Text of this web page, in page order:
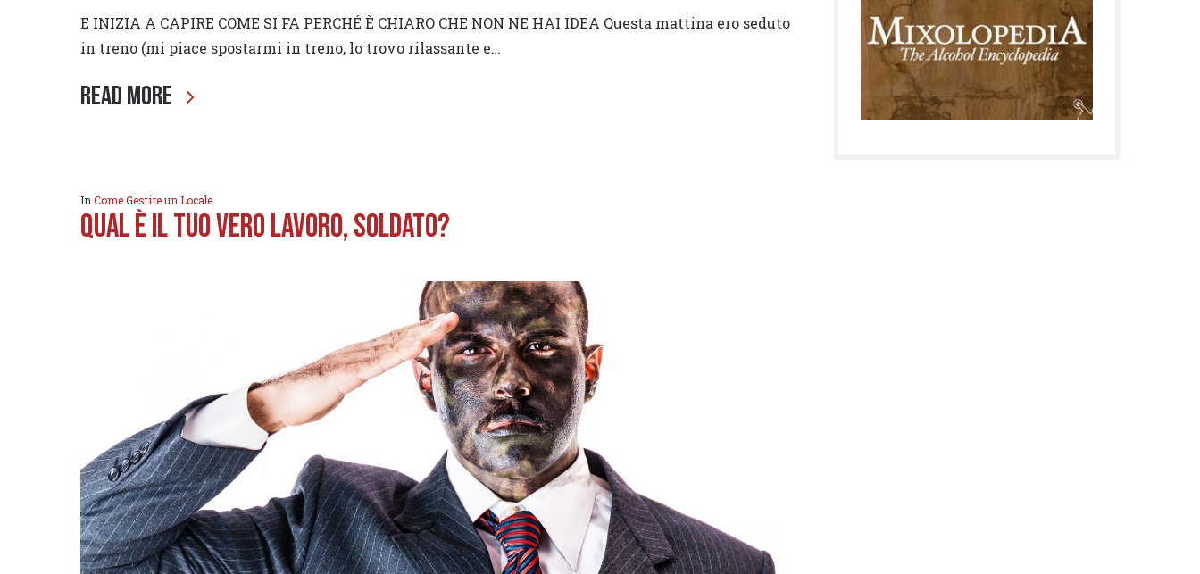
E INIZIA A CAPIRE COME SI FA PERCHÉ È CHIARO CHE NON NE HAI IDEA Questa mattina ero seduto
in treno (mi piace spostarmi in treno, lo trovo rilassante e…
Read More
In Come Gestire un Locale
Qual è il tuo VERO Lavoro, Soldato?